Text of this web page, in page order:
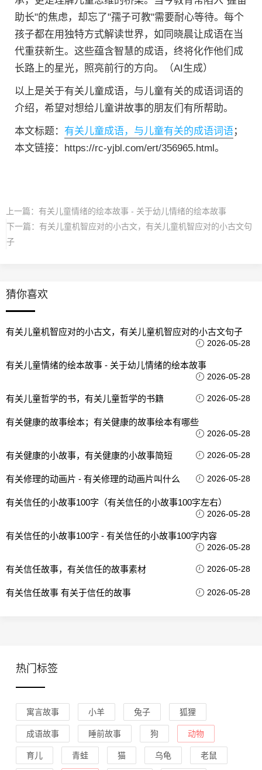
助长"的焦虑，却忘了"孺子可教"需要耐心等待。每个
孩子都在用独特方式解读世界，如同晓晨让成语在当
代重获新生。这些蕴含智慧的成语，终将化作他们成
长路上的星光，照亮前行的方向。（AI生成）
以上是关于有关儿童成语，与儿童有关的成语词语的
介绍，希望对想给儿童讲故事的朋友们有所帮助。
本文标题： 有关儿童成语，与儿童有关的成语词语；
本文链接：https://rc-yjbl.com/ert/356965.html。
上一篇： 有关儿童情绪的绘本故事 - 关于幼儿情绪的绘本故事
下一篇： 有关儿童机智应对的小古文，有关儿童机智应对的小古文句
子
猜你喜欢
有关儿童机智应对的小古文，有关儿童机智应对的小古文句子
2026-05-28
有关儿童情绪的绘本故事 - 关于幼儿情绪的绘本故事
2026-05-28
有关儿童哲学的书，有关儿童哲学的书籍 2026-05-28
有关健康的故事绘本；有关健康的故事绘本有哪些
2026-05-28
有关健康的小故事，有关健康的小故事简短 2026-05-28
有关修理的动画片 - 有关修理的动画片叫什么 2026-05-28
有关信任的小故事100字（有关信任的小故事100字左右）
2026-05-28
有关信任的小故事100字 - 有关信任的小故事100字内容
2026-05-28
有关信任故事，有关信任的故事素材 2026-05-28
有关信任故事 有关于信任的故事 2026-05-28
热门标签
寓言故事 小羊 兔子 狐狸
成语故事 睡前故事 狗 动物
育儿 青蛙 猫 乌龟 老鼠